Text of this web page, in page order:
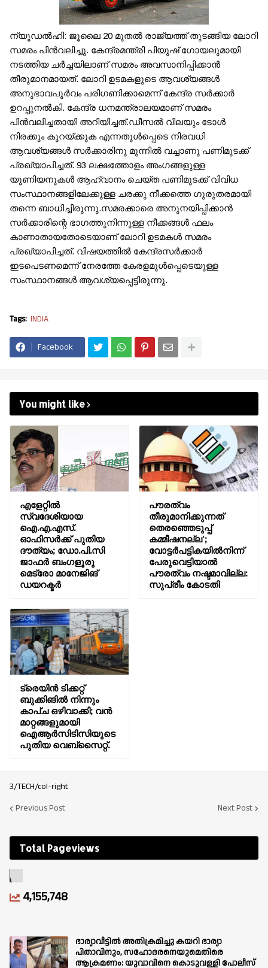
ന്യൂഡൽ‌ഹി: ജൂലൈ 20 മുതൽ രാജ്യത്ത് തുടങ്ങിയ ലോറി
സമരം പിൻവലിച്ചു. കേന്ദ്രമന്ത്രി പിയുഷ് ഗോയലുമായി
നടത്തിയ ചർച്ചയിലാണ് സമരം അവസാനിപ്പിക്കാന്‍
തീരുമാനമായത്. ലോറി ഉടമകളുടെ ആവശ്യങ്ങൾ
അനുഭാവപൂർവം പരിഗണിക്കാമെന്ന് കേന്ദ്ര സർക്കാർ
ഉറപ്പുനൽകി. കേന്ദ്ര ധനമന്ത്രാലയമാണ് സമരം
പിന്‍വലിച്ചതായി അറിയിച്ചത്.ഡീസല്‍ വിലയും ടോള്‍
നിരക്കും കുറയ്ക്കുക എന്നതുള്‍പ്പെടെ നിരവധി
ആവശ്യങ്ങള്‍ സര്‍ക്കാരിനു മുന്നില്‍ വച്ചാണു പണിമുടക്ക്
പ്രഖ്യാപിച്ചത്. 93 ലക്ഷത്തോളം അംഗങ്ങളുള്ള
യൂണിയനുകള്‍ ആഹ്വാനം ചെയ്ത പണിമുടക്ക് വിവിധ
സംസ്ഥാനങ്ങളിലേക്കുള്ള ചരക്കു നീക്കത്തെ ഗുരുതരമായി
തന്നെ ബാധിച്ചിരുന്നു.സമരക്കാരെ അനുനയിപ്പിക്കാന്‍
സര്‍ക്കാരിന്റെ ഭാഗത്തുനിന്നുള്ള നീക്കങ്ങള്‍ ഫലം
കാണാതായതോടെയാണ് ലോറി ഉടമകൾ സമരം
പ്രഖ്യാപിച്ചത്. വിഷയത്തിൽ കേന്ദ്രസർക്കാർ
ഇടപെടണമെന്ന് നേരത്തേ കേരളമുൾപ്പെടെയുള്ള
സംസ്ഥാനങ്ങൾ ആവശ്യപ്പെട്ടിരുന്നു.
Tags: INDIA
Facebook
You might like
എളേറ്റിൽ
സ്വദേശിയായ
ഐ.എ.എസ്.
ഓഫിസർക്ക് പുതിയ
ദൗത്യം; ഡോ.പി.സി
ജാഫർ ബംഗളൂരു
മെട്രോ മാനേജിങ്
ഡയറക്ടർ
പൗരത്വം
തീരുമാനിക്കുന്നത്
തെരഞ്ഞെടുപ്പ്
കമ്മീഷനല്ല';
വോട്ടര്‍പട്ടികയില്‍നിന്ന്
പേരുവെട്ടിയാല്‍
പൗരത്വം നഷ്ടമാവില്ല:
സുപ്രീം കോടതി
ട്രെയിന്‍ ടിക്കറ്റ്
ബുക്കിങില്‍ നിന്നും
കാപ്ച ഒഴിവാക്കി; വൻ
മാറ്റങ്ങളുമായി
ഐആര്‍സിടിസിയുടെ
പുതിയ വെബ്സൈറ്റ്.
3/TECH/col-right
Previous Post
Next Post
Total Pageviews
4,155,748
ഭാര്യാവീട്ടിൽ അതിക്രമിച്ചു കയറി ഭാര്യാ
പിതാവിനും, സഹോദരനെയുമെതിരെ
ആക്രമണം: യുവാവിനെ കൊടുവള്ളി പോലീസ്